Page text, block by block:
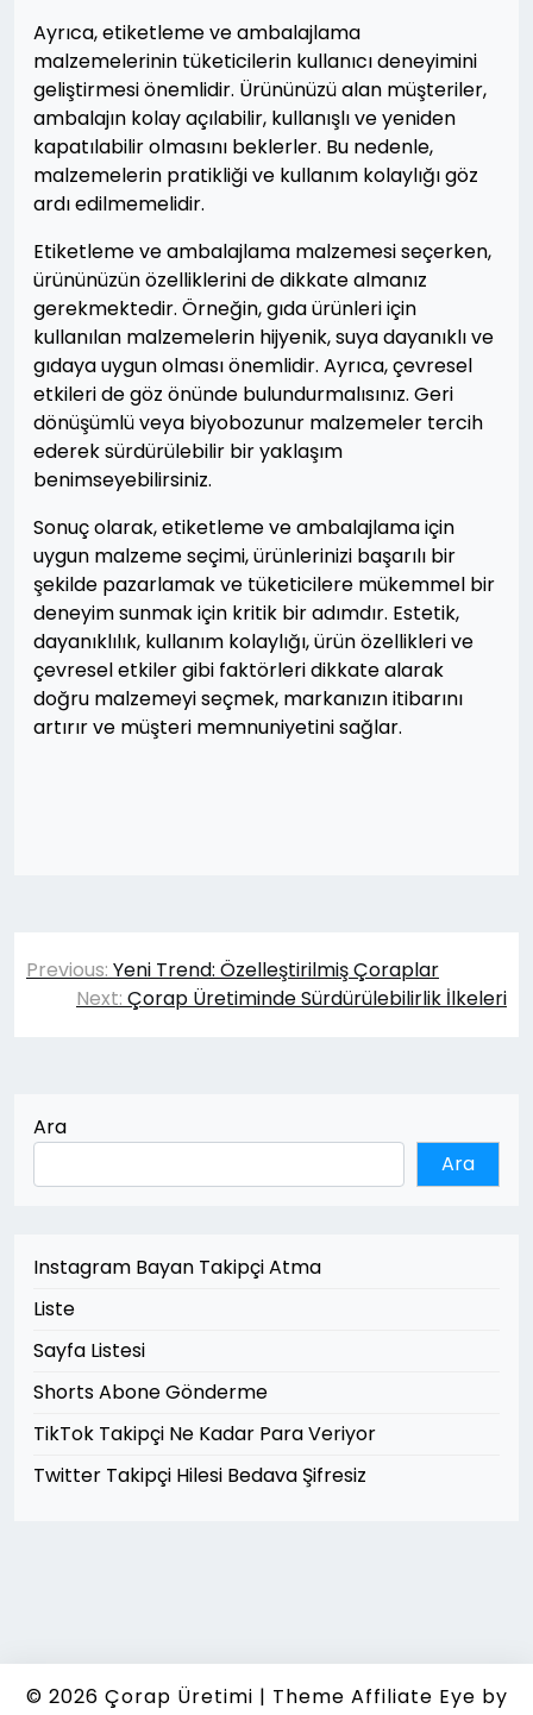
Ayrıca, etiketleme ve ambalajlama
malzemelerinin tüketicilerin kullanıcı deneyimini
geliştirmesi önemlidir. Ürününüzü alan müşteriler,
ambalajın kolay açılabilir, kullanışlı ve yeniden
kapatılabilir olmasını beklerler. Bu nedenle,
malzemelerin pratikliği ve kullanım kolaylığı göz
ardı edilmemelidir.
Etiketleme ve ambalajlama malzemesi seçerken,
ürününüzün özelliklerini de dikkate almanız
gerekmektedir. Örneğin, gıda ürünleri için
kullanılan malzemelerin hijyenik, suya dayanıklı ve
gıdaya uygun olması önemlidir. Ayrıca, çevresel
etkileri de göz önünde bulundurmalısınız. Geri
dönüşümlü veya biyobozunur malzemeler tercih
ederek sürdürülebilir bir yaklaşım
benimseyebilirsiniz.
Sonuç olarak, etiketleme ve ambalajlama için
uygun malzeme seçimi, ürünlerinizi başarılı bir
şekilde pazarlamak ve tüketicilere mükemmel bir
deneyim sunmak için kritik bir adımdır. Estetik,
dayanıklılık, kullanım kolaylığı, ürün özellikleri ve
çevresel etkiler gibi faktörleri dikkate alarak
doğru malzemeyi seçmek, markanızın itibarını
artırır ve müşteri memnuniyetini sağlar.
Yazı
gezinmesi
Previous: Yeni Trend: Özelleştirilmiş Çoraplar
Next: Çorap Üretiminde Sürdürülebilirlik İlkeleri
Ara
Ara
Instagram Bayan Takipçi Atma
Liste
Sayfa Listesi
Shorts Abone Gönderme
TikTok Takipçi Ne Kadar Para Veriyor
Twitter Takipçi Hilesi Bedava Şifresiz
© 2026 Çorap Üretimi | Theme Affiliate Eye by